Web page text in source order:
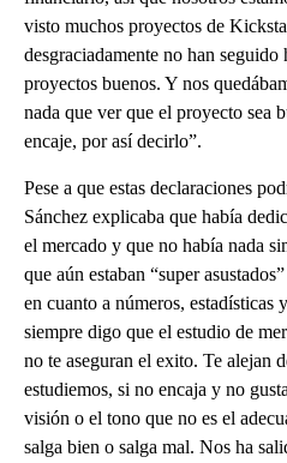
visto muchos proyectos de
desgraciadamente no han seguido
proyectos buenos. Y nos
nada que ver que el proyecto sea
encaje, por así decirlo”.
Pese a que estas declaraciones
Sánchez explicaba que había
el mercado y que no había nada
que aún estaban “super
en cuanto a números, estadísticas
siempre digo que el estudio de
no te aseguran el exito. Te alejan
estudiemos, si no encaja y no
visión o el tono que no es el
salga bien o salga mal. Nos ha